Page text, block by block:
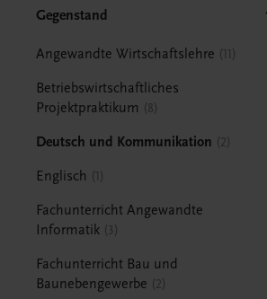
Gegenstand
Angewandte Wirtschaftslehre 11
Betriebswirtschaftliches
Projektpraktikum
8
Deutsch und Kommunikation 2
Englisch 1
Fachunterricht Angewandte
Informatik
3
Fachunterricht Bau und
Baunebengewerbe
2